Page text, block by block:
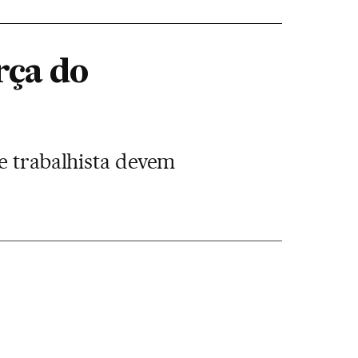
do
trabalhista devem